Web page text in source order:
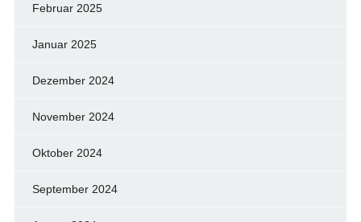
Februar 2025
Januar 2025
Dezember 2024
November 2024
Oktober 2024
September 2024